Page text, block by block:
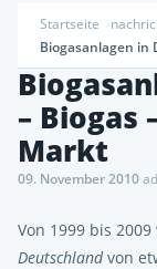
Startseite
Biogasanlagen in
– Biogas
Markt
09. November 2010·
Von 1999 bis
Deutschlandvon